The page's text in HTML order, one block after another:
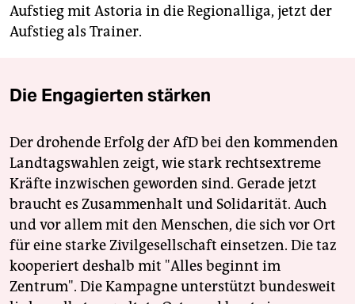
Aufstieg mit Astoria in die Regionalliga, jetzt der
Aufstieg als Trainer.
Die Engagierten stärken
Der drohende Erfolg der AfD bei den kommenden
Landtagswahlen zeigt, wie stark rechtsextreme
Kräfte inzwischen geworden sind. Gerade jetzt
braucht es Zusammenhalt und Solidarität. Auch
und vor allem mit den Menschen, die sich vor Ort
für eine starke Zivilgesellschaft einsetzen. Die taz
kooperiert deshalb mit "Alles beginnt im
Zentrum". Die Kampagne unterstützt bundesweit